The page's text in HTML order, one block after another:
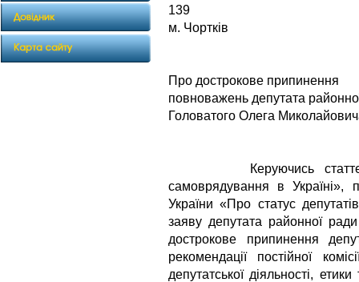
139
м. Чортків
Про дострокове припинення
повноважень депутата
Головатого Олега
Керуючись статтею
самоврядування в Україні»,
України «Про статус
заяву депутата районної
дострокове припинення
рекомендації постійної
депутатської діяльності,